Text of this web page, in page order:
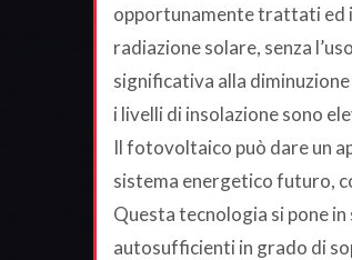
opportunamente trattati ed
radiazione solare, senza
significativa alla
i livelli di insolazione sono
Il fotovoltaico può dare un
sistema energetico futuro,
Questa tecnologia si pone
autosufficienti in grado di